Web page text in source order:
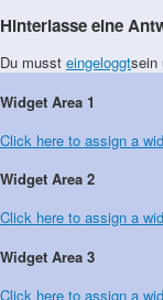
Hinterlasse eine
Du musst eingeloggtsein
Widget Area 1
Click here to assign a
Widget Area 2
Click here to assign a
Widget Area 3
Click here to assign a